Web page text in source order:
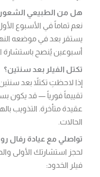
هل من الطبيعي الشعور
نعم تماماً في الأسبوع
يستقر بعد في موضعه
أسبوعين يُنصح باستشارة
تكتل الفيلر بعد سنتين؟
إذا لاحظتِ تكتلاً بعد
تقييماً فورياً — قد يكون
عقيدة متأخرة. التذويب
الحالات.
تواصلي مع عيادة رفال
لحجز استشارتك الأولى
فيلر الخدود: